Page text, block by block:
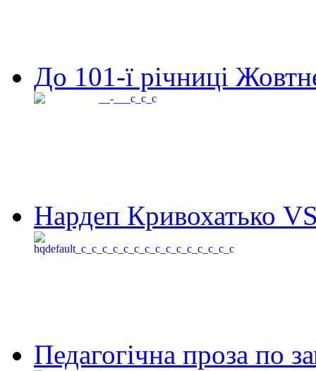
До 101-ї річниці
Нардеп Кривохатько
Педагогічна проза по